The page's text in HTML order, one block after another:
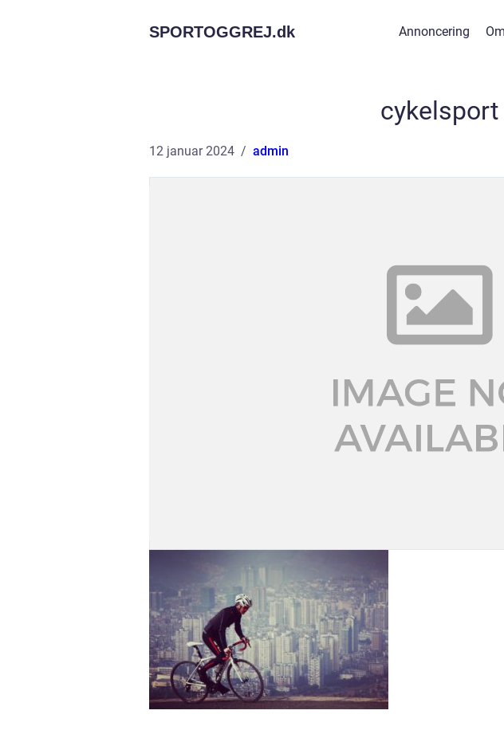
SPORTOGGREJ.dk Annoncering
cykelsport
12 januar 2024 admin